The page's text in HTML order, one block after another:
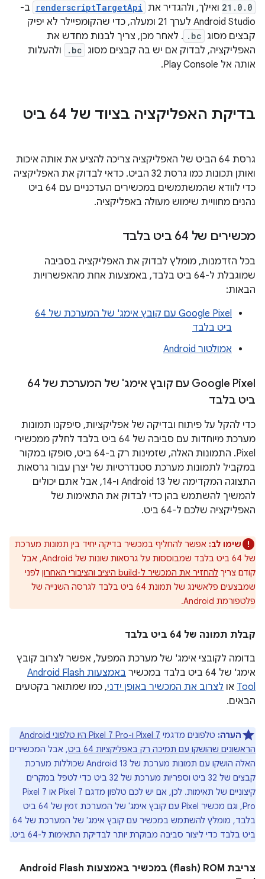
21.0.0 ואילך, ולהגדיר את renderscriptTargetApi
ב-
Android Studio לערך 21 ומעלה, כדי שהקומפיילר לא יפיק
קבצים מסוג .bc . לאחר מכן, צריך לבנות מחדש את
האפליקציה, לבדוק אם יש בה קבצים מסוג .bc
ולהעלות
אותה אל Play Console.
בדיקת האפליקציה בציוד של 64 ביט
גרסת 64 הביט של האפליקציה צריכה להציע את אותה איכות
ואותן תכונות כמו גרסת 32 הביט. כדאי לבדוק את האפליקציה
כדי לוודא שהמשתמשים במכשירים העדכניים עם 64 ביט
נהנים מחוויית שימוש מעולה באפליקציה.
מכשירים של 64 ביט בלבד
בכל הזדמנות, מומלץ לבדוק את האפליקציה בסביבה
שמוגבלת ל-64 ביט בלבד, באמצעות אחת מהאפשרויות
הבאות:
Google Pixel עם קובץ אימג' של המערכת של 64
ביט בלבד
אמולטור Android
‫Google Pixel עם קובץ אימג' של המערכת של 64
ביט בלבד
כדי להקל על פיתוח ובדיקה של אפליקציות, סיפקנו תמונות
מערכת מיוחדות עם סביבה של 64 ביט בלבד לחלק ממכשירי
Pixel. התמונות האלה, שזמינות רק ב-64 ביט, סופקו במקור
במקביל לתמונות מערכת סטנדרטיות של יצרן עבור גרסאות
התצוגה המקדימה של Android 13 ו-14, אבל אתם יכולים
להמשיך להשתמש בהן כדי לבדוק את התאימות של
האפליקציה שלכם ל-64 ביט.
שימו לב: אפשר להחליף במכשיר בדיקה יחיד בין תמונות מערכת
של 64 ביט בלבד שמבוססות על גרסאות שונות של Android, אבל
קודם צריך להחזיר את המכשיר ל-build היציב והציבורי האחרון
לפני
שמבצעים פלאשינג של תמונת 64 ביט בלבד לגרסה השנייה של
פלטפורמת Android.
קבלת תמונה של 64 ביט בלבד
בדומה לקובצי אימג' של מערכת המפעל, אפשר לצרוב קובץ
אימג' של 64 ביט בלבד במכשיר
באמצעות Android Flash
Tool או לצרוב את המכשיר באופן ידני, כמו שמתואר בקטעים
הבאים.
הערה: טלפונים מדגמי
Pixel 7 ו-Pixel 7 Pro היו טלפוני Android
הראשונים שהושקו עם תמיכה רק באפליקציות 64 ביט
, אבל המכשירים
האלה הושקו עם תמונות מערכת של Android 13 שכוללות מערכת
קבצים של 32 ביט וספריות מערכת של 32 ביט כדי לטפל במקרים
קיצוניים של תאימות. לכן, אם יש לכם טלפון מדגם Pixel 7 או Pixel 7
Pro, וגם מכשיר Pixel עם קובץ אימג' של המערכת זמין של 64 ביט
בלבד, מומלץ להשתמש במכשיר עם קובץ אימג' של המערכת של 64
ביט בלבד כדי ליצור סביבה מבוקרת יותר לבדיקת התאימות ל-64 ביט.
צריבת ROM‏ (flash) במכשיר באמצעות Android Flash